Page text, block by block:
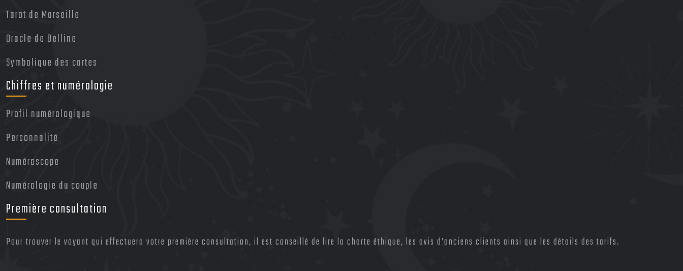
Tarot de Marseille
Oracle de Belline
Symbolique des cartes
Chiffres et numérologie
Profil numérologique
Personnalité
Numéroscope
Numérologie du couple
Première consultation
Pour trouver le voyant qui effectuera votre première consultation, il est conseillé de lire la charte éthique, les avis d’anciens clients ainsi que les détails des tarifs.